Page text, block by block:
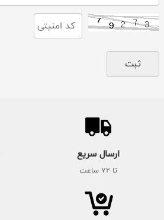
ارسال سریع
تا 72 ساعت